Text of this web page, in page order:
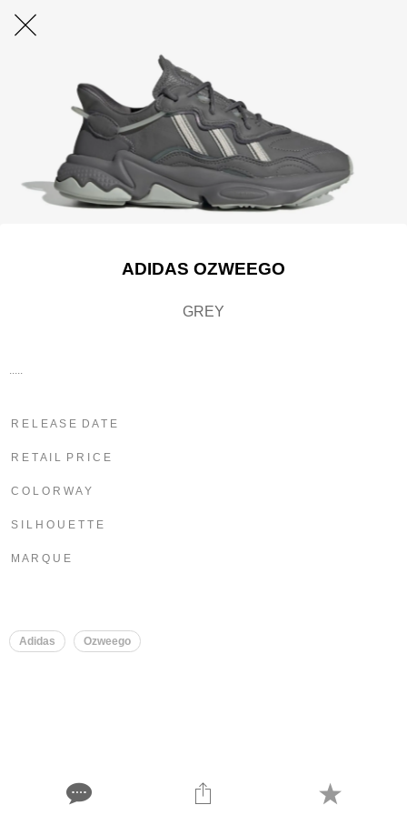
ADIDAS OZWEEGO
GREY
R E L E A S E D A T E
R E T A I L P R I C E
C O L O R W A Y
S I L H O U E T T E
M A R Q U E
Adidas Ozweego